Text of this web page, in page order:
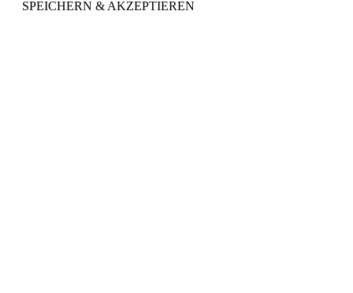
SPEICHERN & AKZEPTIEREN